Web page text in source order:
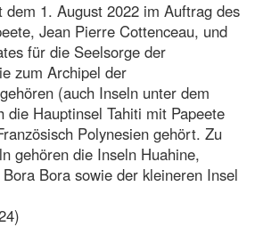
dem 1. August 2022 im Auftrag des
Jean Pierre Cottenceau, und
für die Seelsorge der
zum Archipel der
(auch Inseln unter dem
die Hauptinsel Tahiti mit Papeete
Polynesien gehört. Zu
gehören die Inseln Huahine,
Bora sowie der kleineren Insel